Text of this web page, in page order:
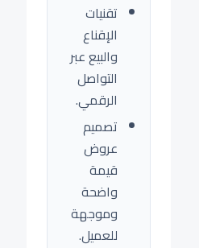
تقنيات
الإقناع
والبيع عبر
التواصل
الرقمي.
تصميم
عروض
قيمة
واضحة
وموجهة
للعميل.